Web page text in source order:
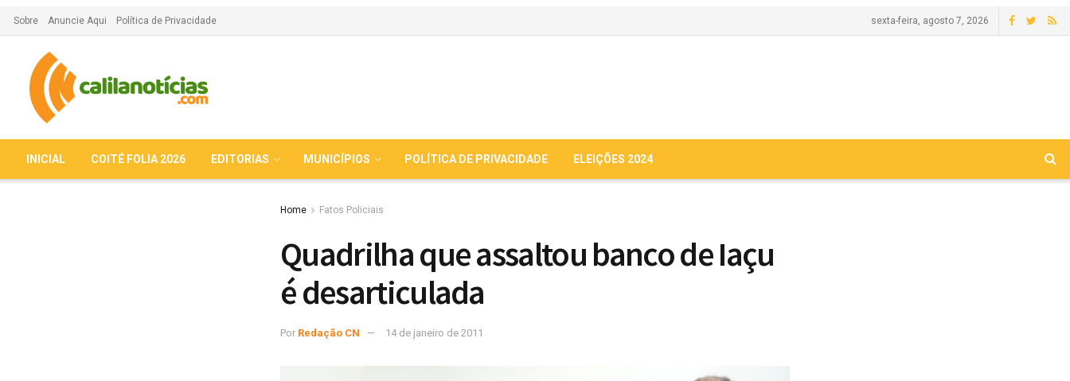
Sobre Anuncie Aqui Política de Privacidade sexta-feira, agosto 7, 2026
INICIAL COITÉ FOLIA 2026 EDITORIAS MUNICÍPIOS POLÍTICA DE PRIVACIDADE ELEIÇÕES 2024
Home Fatos Policiais
Quadrilha que assaltou banco de Iaçu
é desarticulada
Por Redação CN 14 de janeiro de 2011